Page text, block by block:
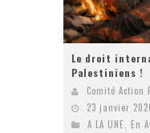
Le droit
Palestiniens !
Comité Action
23 janvier
A LA UNE
En